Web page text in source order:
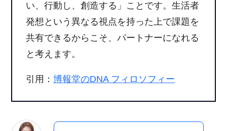
い、行動し、創造する」ことです。生活者
発想という異なる視点を持った上で課題を
共有できるからこそ、パートナーになれる
と考えます。
引用：博報堂のDNA フィロソフィー